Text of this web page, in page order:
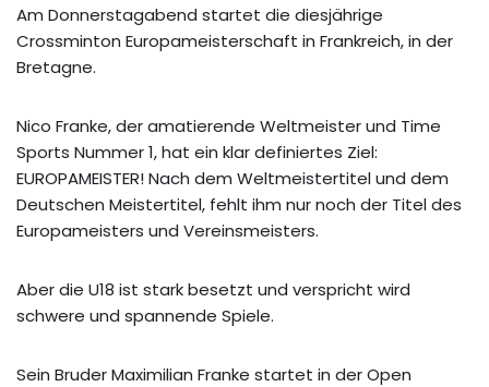
Am Donnerstagabend startet die diesjährige
Crossminton Europameisterschaft in Frankreich, in der
Bretagne.
Nico Franke, der amatierende Weltmeister und Time
Sports Nummer 1, hat ein klar definiertes Ziel:
EUROPAMEISTER! Nach dem Weltmeistertitel und dem
Deutschen Meistertitel, fehlt ihm nur noch der Titel des
Europameisters und Vereinsmeisters.
Aber die U18 ist stark besetzt und verspricht wird
schwere und spannende Spiele.
Sein Bruder Maximilian Franke startet in der Open